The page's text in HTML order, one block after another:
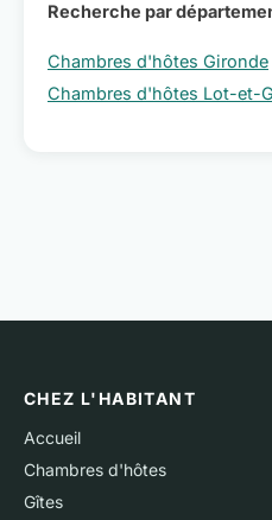
Recherche par
Chambres d'hôtes Gironde
Chambres d'hôtes Lot-et-
CHEZ L'HABITANT
Accueil
Chambres d'hôtes
Gîtes